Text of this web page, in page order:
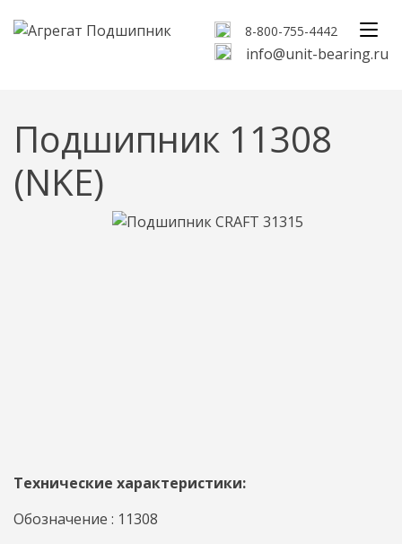
8-800-755-4442
info@unit-bearing.ru
Подшипник 11308
(NKE)
Технические характеристики:
Обозначение : 11308